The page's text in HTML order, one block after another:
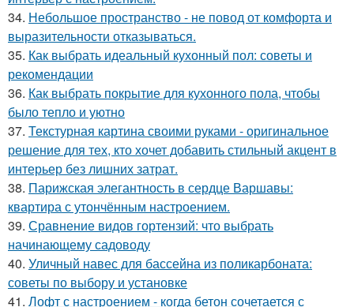
34. Небольшое пространство - не повод от комфорта и
выразительности отказываться.
35. Как выбрать идеальный кухонный пол: советы и
рекомендации
36. Как выбрать покрытие для кухонного пола, чтобы
было тепло и уютно
37. Текстурная картина своими руками - оригинальное
решение для тех, кто хочет добавить стильный акцент в
интерьер без лишних затрат.
38. Парижская элегантность в сердце Варшавы:
квартира с утончённым настроением.
39. Сравнение видов гортензий: что выбрать
начинающему садоводу
40. Уличный навес для бассейна из поликарбоната:
советы по выбору и установке
41. Лофт с настроением - когда бетон сочетается с